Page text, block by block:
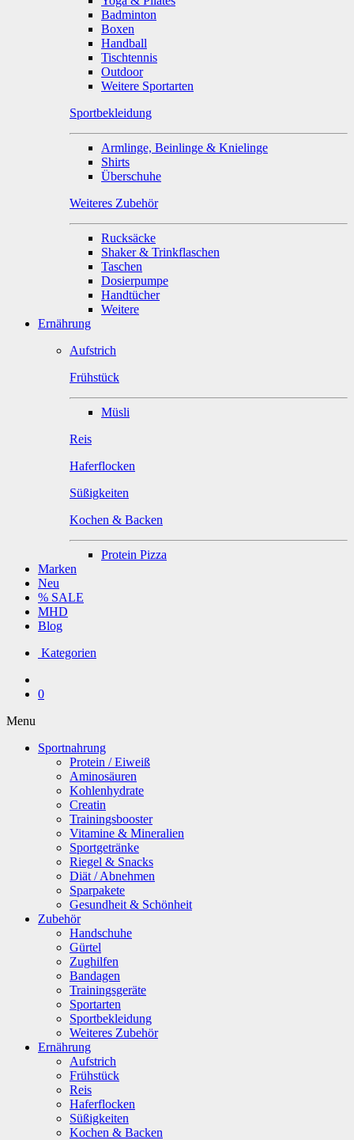
Badminton
Boxen
Handball
Tischtennis
Outdoor
Weitere Sportarten
Sportbekleidung
Armlinge, Beinlinge & Knielinge
Shirts
Überschuhe
Weiteres Zubehör
Rucksäcke
Shaker & Trinkflaschen
Taschen
Dosierpumpe
Handtücher
Weitere
Ernährung
Aufstrich
Frühstück
Müsli
Reis
Haferflocken
Süßigkeiten
Kochen & Backen
Protein Pizza
Marken
Neu
% SALE
MHD
Blog
Kategorien
0
Menu
Sportnahrung
Protein / Eiweiß
Aminosäuren
Kohlenhydrate
Creatin
Trainingsbooster
Vitamine & Mineralien
Sportgetränke
Riegel & Snacks
Diät / Abnehmen
Sparpakete
Gesundheit & Schönheit
Zubehör
Handschuhe
Gürtel
Zughilfen
Bandagen
Trainingsgeräte
Sportarten
Sportbekleidung
Weiteres Zubehör
Ernährung
Aufstrich
Frühstück
Reis
Haferflocken
Süßigkeiten
Kochen & Backen